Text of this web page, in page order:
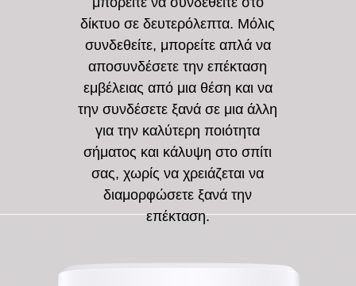
δίκτυο σε δευτερόλεπτα. Μόλις
συνδεθείτε, μπορείτε απλά να
αποσυνδέσετε την επέκταση
εμβέλειας από μια θέση και να
την συνδέσετε ξανά σε μια άλλη
για την καλύτερη ποιότητα
σήματος και κάλυψη στο σπίτι
σας, χωρίς να χρειάζεται να
διαμορφώσετε ξανά την
επέκταση.